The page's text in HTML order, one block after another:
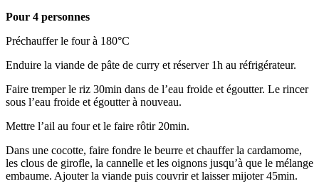
Pour 4 personnes
Préchauffer le four à 180°C
Enduire la viande de pâte de curry et réserver 1h au réfrigérateur.
Faire tremper le riz 30min dans de l’eau froide et égoutter. Le rincer
sous l’eau froide et égoutter à nouveau.
Mettre l’ail au four et le faire rôtir 20min.
Dans une cocotte, faire fondre le beurre et chauffer la cardamome,
les clous de girofle, la cannelle et les oignons jusqu’à que le mélange
embaume. Ajouter la viande puis couvrir et laisser mijoter 45min.